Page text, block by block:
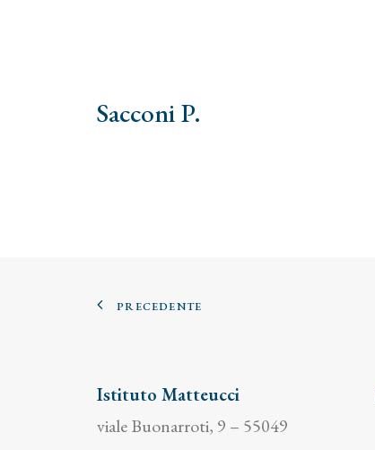
Sacconi P.
PRECEDENTE
Istituto Matteucci
viale Buonarroti, 9 – 55049